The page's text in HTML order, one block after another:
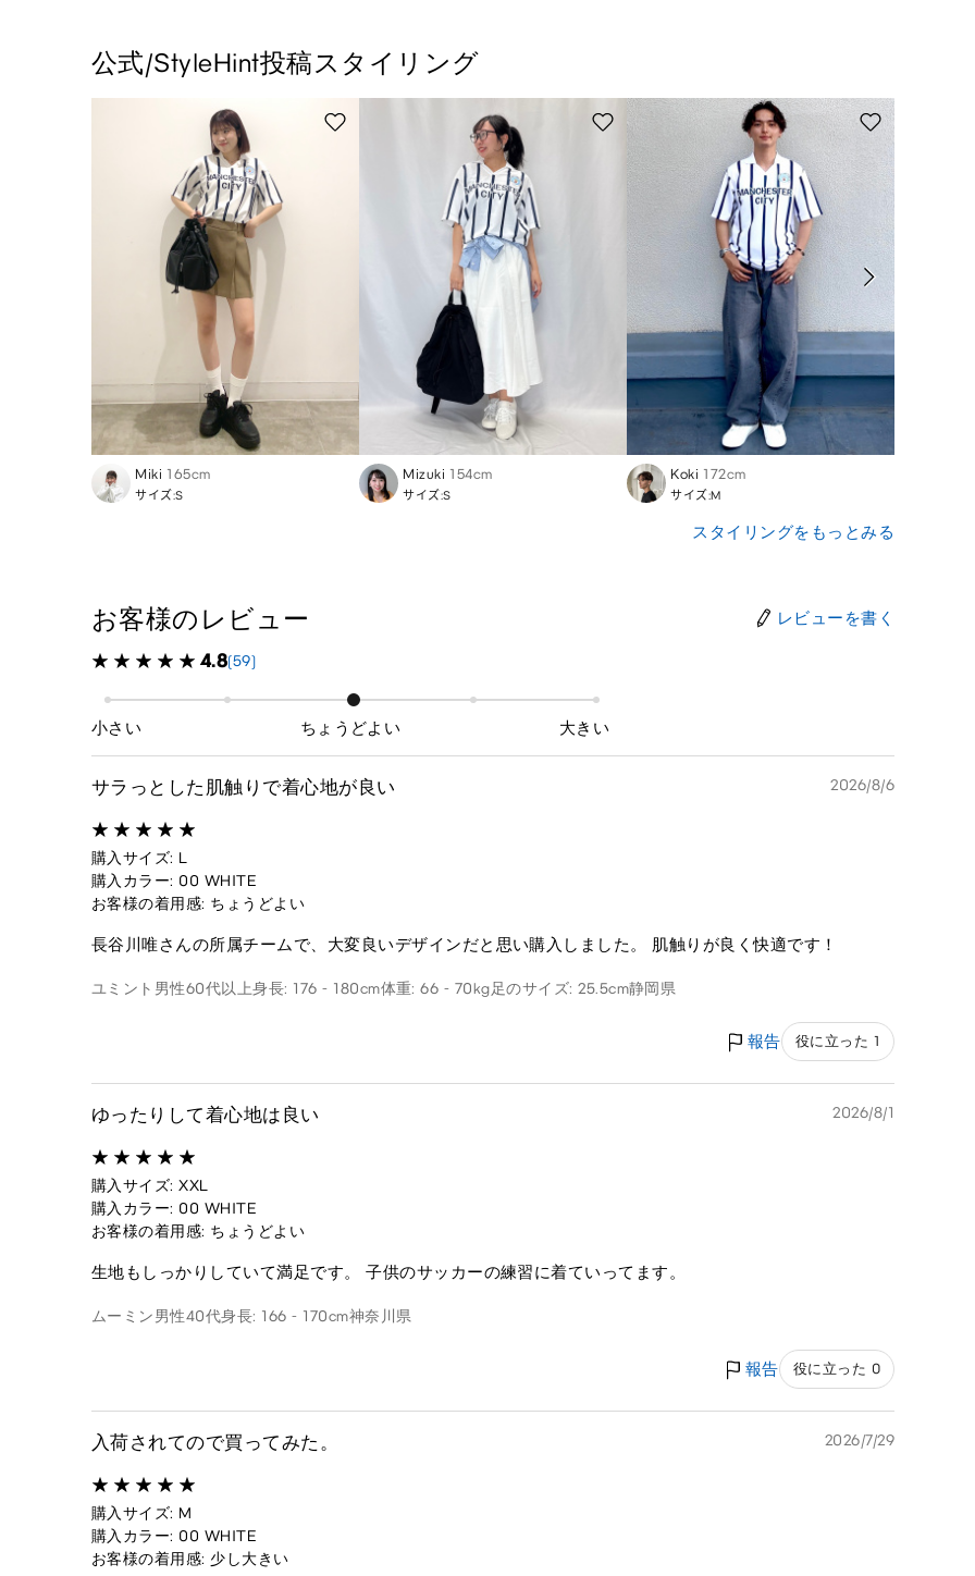
公式/StyleHint投稿スタイリング
Miki 165cm
サイズ:S
Mizuki 154cm
サイズ:S
Koki 172cm
サイズ:M
スタイリングをもっとみる
お客様のレビュー レビューを書く
4.8(59)
小さい ちょうどよい 大きい
サラっとした肌触りで着心地が良い 2026/8/6
購入サイズ: L
購入カラー: 00 WHITE
お客様の着用感: ちょうどよい
長谷川唯さんの所属チームで、大変良いデザインだと思い購入しました。 肌触りが良く快適です！
ユミント 男性60代以上身長: 176 - 180cm体重: 66 - 70kg足のサイズ: 25.5cm静岡県
報告 役に立った 1
ゆったりして着心地は良い 2026/8/1
購入サイズ: XXL
購入カラー: 00 WHITE
お客様の着用感: ちょうどよい
生地もしっかりしていて満足です。 子供のサッカーの練習に着ていってます。
ムーミン男性40代身長: 166 - 170cm神奈川県
報告 役に立った 0
入荷されてので買ってみた。 2026/7/29
購入サイズ: M
購入カラー: 00 WHITE
お客様の着用感: 少し大きい